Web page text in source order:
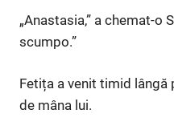
„Anastasia,” a chemat-o
scumpo.”
Fetița a venit timid lângă
de mâna lui.